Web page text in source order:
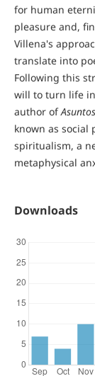
for human
pleasure and,
Villena's
translate into
Following this
will to turn life
author of
known as social
spiritualism, a
metaphysical
Downloads